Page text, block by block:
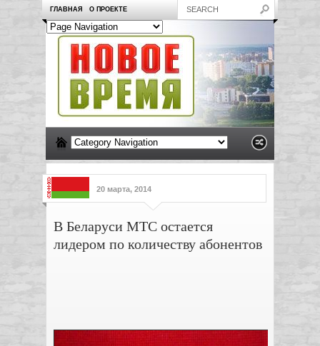
ГЛАВНАЯ О ПРОЕКТЕ
20 марта, 2014
В Беларуси МТС остается
лидером по количеству абонентов